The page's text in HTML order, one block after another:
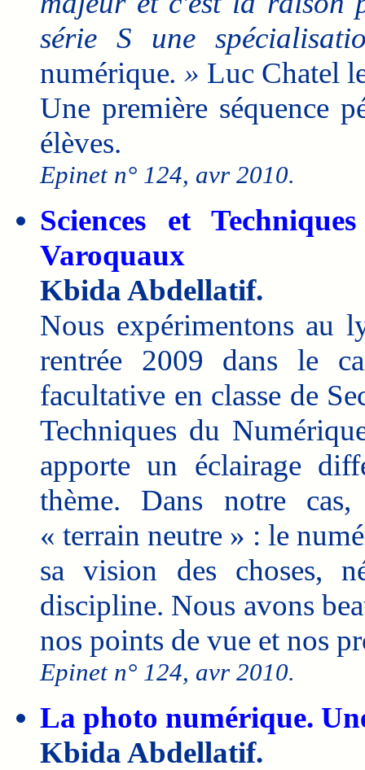
série S une
numérique. » Luc Chatel
Une première séquence
élèves.
Epinet n° 124, avr 2010.
Sciences et
Varoquaux
Kbida Abdellatif.
Nous expérimentons au
rentrée 2009 dans le
facultative en classe de
Techniques du
apporte un éclairage
thème. Dans notre
« terrain neutre » : le
sa vision des choses,
discipline. Nous avons
nos points de vue et nos
Epinet n° 124, avr 2010.
La photo numérique.
Kbida Abdellatif.